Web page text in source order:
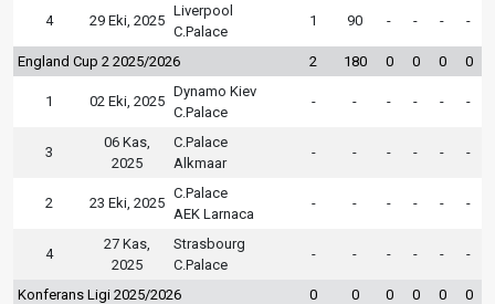
4 29 Eki, 2025
Liverpool
C.Palace
1 90 - - - -
England Cup 2 2025/2026 2 180 0 0 0 0
1 02 Eki, 2025
Dynamo Kiev
C.Palace
- - - - - -
3
06 Kas,
2025
C.Palace
Alkmaar
- - - - - -
2 23 Eki, 2025
C.Palace
AEK Larnaca
- - - - - -
4
27 Kas,
2025
Strasbourg
C.Palace
- - - - - -
Konferans Ligi 2025/2026 0 0 0 0 0 0